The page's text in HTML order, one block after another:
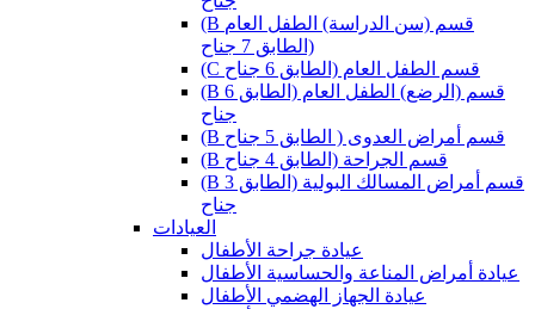
(B قسم (سن الدراسة) الطفل العام
(الطابق 7 جناح
(C قسم الطفل العام (الطابق 6 جناح
(B قسم (الرضع) الطفل العام (الطابق 6
جناح
(B قسم أمراض العدوى ( الطابق 5 جناح
(B قسم الجراحة (الطابق 4 جناح
(B قسم أمراض المسالك البولية (الطابق 3
جناح
العيادات
عيادة جراحة الأطفال
عيادة أمراض المناعة والحساسية الأطفال
عيادة الجهاز الهضمي الأطفال